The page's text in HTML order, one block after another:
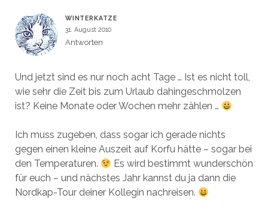
WINTERKATZE
31. August 2010
Antworten
Und jetzt sind es nur noch acht Tage … Ist es nicht toll,
wie sehr die Zeit bis zum Urlaub dahingeschmolzen
ist? Keine Monate oder Wochen mehr zählen …
Ich muss zugeben, dass sogar ich gerade nichts
gegen einen kleine Auszeit auf Korfu hätte – sogar bei
den Temperaturen.
Es wird bestimmt wunderschön
für euch – und nächstes Jahr kannst du ja dann die
Nordkap-Tour deiner Kollegin nachreisen.